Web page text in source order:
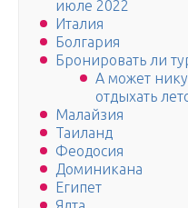
июле 2022
Италия
Болгария
Бронировать ли
А может
отдыхать
Малайзия
Таиланд
Феодосия
Доминикана
Египет